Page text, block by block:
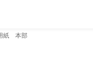
紙 本部